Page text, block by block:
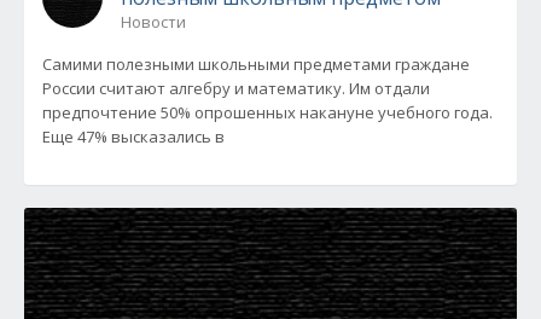
Новости
Самими полезными школьными предметами граждане
России считают алгебру и математику. Им отдали
предпочтение 50% опрошенных накануне учебного года.
Еще 47% высказались в